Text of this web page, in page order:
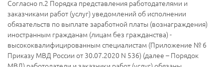
Согласно п.2 Порядка представления работодателями и
заказчиками работ (услуг) уведомлений об исполнении
обязательств по выплате заработной платы (вознаграждения)
иностранным гражданам (лицам без гражданства) -
высококвалифицированным специалистам (Приложение № 6
Приказу МВД России от 30.07.2020 N 536) (далее – Порядок